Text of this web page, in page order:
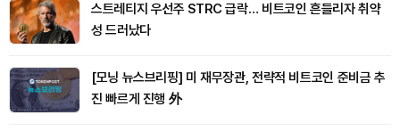
스트레티지 우선주 STRC 급락… 비트코인 흔들리자 취약
성 드러났다
[모닝 뉴스브리핑] 미 재무장관, 전략적 비트코인 준비금 추
진 빠르게 진행 外